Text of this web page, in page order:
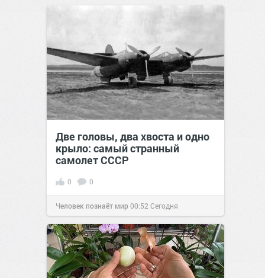
Две головы, два хвоста и одно
крыло: самый странный
самолет СССР
0 0
Человек познаёт мир00:52 Сегодня